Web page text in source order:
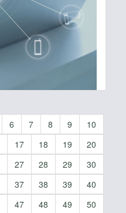
6 7 8 9
10
17 18 19
20
27 28 29
30
37 38 39
40
47 48 49
50